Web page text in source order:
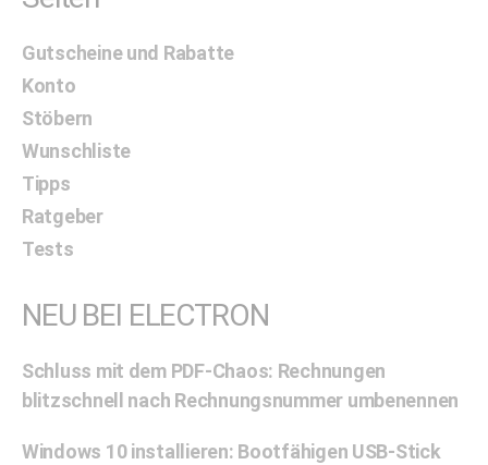
Gutscheine und Rabatte
Konto
Stöbern
Wunschliste
Tipps
Ratgeber
Tests
NEU BEI ELECTRON
Schluss mit dem PDF-Chaos: Rechnungen
blitzschnell nach Rechnungsnummer umbenennen
Windows 10 installieren: Bootfähigen USB-Stick